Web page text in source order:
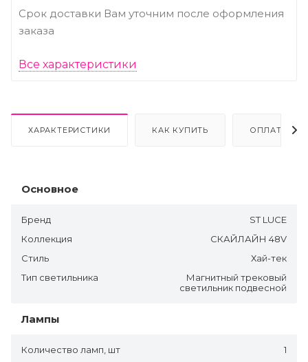
Срок доставки Вам уточним после оформления
заказа
Все характеристики
ХАРАКТЕРИСТИКИ КАК КУПИТЬ ОПЛАТА
Основное
Бренд
ST LUCE
Коллекция
СКАЙЛАЙН 48V
Стиль
Хай-тек
Тип светильника
Магнитный трековый
светильник подвесной
Лампы
Количество ламп, шт
1